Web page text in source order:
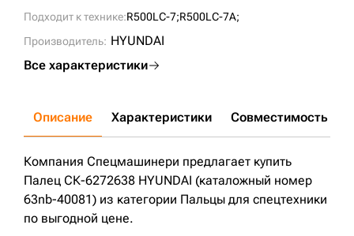
Подходит к технике:R500LC-7;R500LC-7A;
Производитель: HYUNDAI
Все характеристики
Описание Характеристики Совместимость
Компания Спецмашинери предлагает купить
Палец СК-6272638 HYUNDAI (каталожный номер
63nb-40081) из категории Пальцы для спецтехники
по выгодной цене.